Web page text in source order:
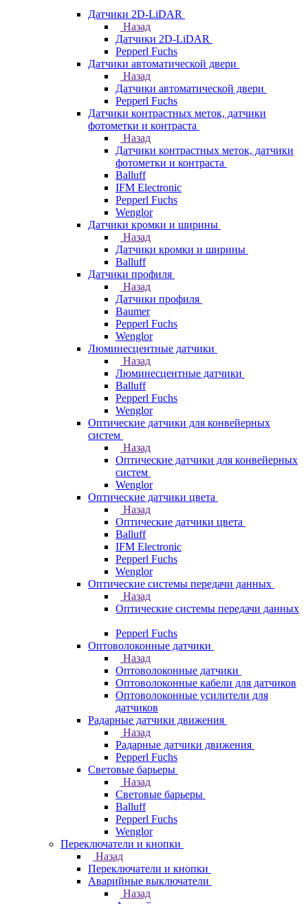
Датчики 2D-LiDAR
Назад
Датчики 2D-LiDAR
Pepperl Fuchs
Датчики автоматической двери
Назад
Датчики автоматической двери
Pepperl Fuchs
Датчики контрастных меток, датчики
фотометки и контраста
Назад
Датчики контрастных меток, датчики
фотометки и контраста
Balluff
IFM Electronic
Pepperl Fuchs
Wenglor
Датчики кромки и ширины
Назад
Датчики кромки и ширины
Balluff
Датчики профиля
Назад
Датчики профиля
Baumer
Pepperl Fuchs
Wenglor
Люминесцентные датчики
Назад
Люминесцентные датчики
Balluff
Pepperl Fuchs
Wenglor
Оптические датчики для конвейерных
систем
Назад
Оптические датчики для конвейерных
систем
Wenglor
Оптические датчики цвета
Назад
Оптические датчики цвета
Balluff
IFM Electronic
Pepperl Fuchs
Wenglor
Оптические системы передачи данных
Назад
Оптические системы передачи данных
Pepperl Fuchs
Оптоволоконные датчики
Назад
Оптоволоконные датчики
Оптоволоконные кабели для датчиков
Оптоволоконные усилители для
датчиков
Радарные датчики движения
Назад
Радарные датчики движения
Pepperl Fuchs
Световые барьеры
Назад
Световые барьеры
Balluff
Pepperl Fuchs
Wenglor
Переключатели и кнопки
Назад
Переключатели и кнопки
Аварийные выключатели
Назад